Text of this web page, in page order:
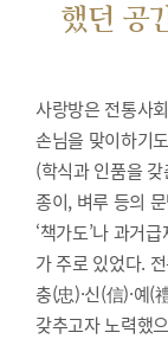
했던 공
사랑방은 전통사
손님을 맞이하기
(학식과 인품을
종이, 벼루 등의
‘책가도’나 과거
가 주로 있었다.
충(忠)·신(信)·예(
갖추고자 노력했